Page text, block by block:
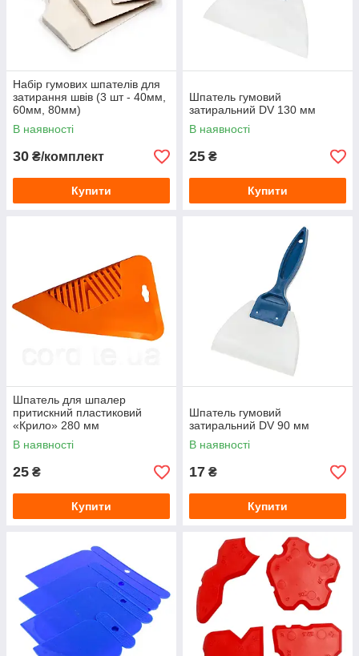
Набір гумових шпателів для
затирання швів (3 шт - 40мм,
60мм, 80мм)
В наявності
30 ₴/комплект
Купити
Шпатель гумовий
затиральний DV 130 мм
В наявності
25 ₴
Купити
Шпатель для шпалер
притискний пластиковий
«Крило» 280 мм
В наявності
25 ₴
Купити
Шпатель гумовий
затиральний DV 90 мм
В наявності
17 ₴
Купити